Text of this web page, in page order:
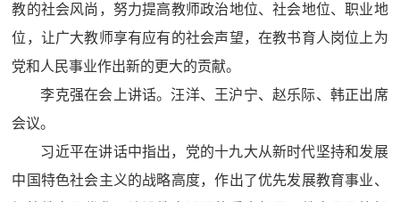
教的社会风尚，努力提高教师政治地位、社会地位、职业地
位，让广大教师享有应有的社会声望，在教书育人岗位上为
党和人民事业作出新的更大的贡献。
李克强在会上讲话。汪洋、王沪宁、赵乐际、韩正出席
会议。
习近平在讲话中指出，党的十九大从新时代坚持和发展
中国特色社会主义的战略高度，作出了优先发展教育事业、